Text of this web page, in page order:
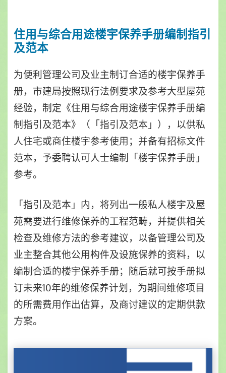
住用与综合用途楼宇保养手册编制指引
及范本
为便利管理公司及业主制订合适的楼宇保养手
册，市建局按照现行法例要求及参考大型屋苑
经验，制定《住用与综合用途楼宇保养手册编
制指引及范本》（「指引及范本」），以供私
人住宅或商住楼宇参考使用；并备有招标文件
范本，予委聘认可人士编制「楼宇保养手册」
参考。
「指引及范本」内，将列出一般私人楼宇及屋
苑需要进行维修保养的工程范畴，并提供相关
检查及维修方法的参考建议，以备管理公司及
业主整合其他公用构件及设施保养的资料，以
编制合适的楼宇保养手册；随后就可按手册拟
订未来10年的维修保养计划，为期间维修项目
的所需费用作出估算，及商讨建议的定期供款
方案。